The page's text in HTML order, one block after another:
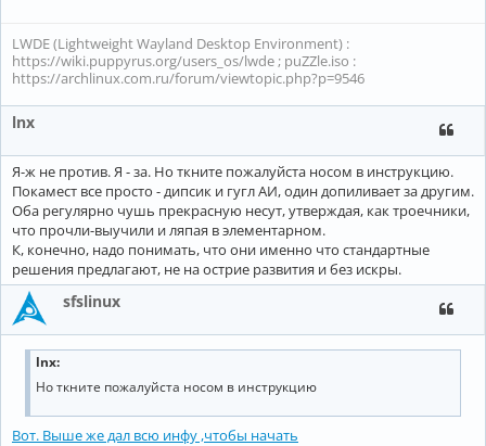
LWDE (Lightweight Wayland Desktop Environment) :
https://wiki.puppyrus.org/users_os/lwde ; puZZle.iso :
https://archlinux.com.ru/forum/viewtopic.php?p=9546
lnx
Я-ж не против. Я - за. Но ткните пожалуйста носом в инструкцию.
Покамест все просто - дипсик и гугл АИ, один допиливает за другим.
Оба регулярно чушь прекрасную несут, утверждая, как троечники,
что прочли-выучили и ляпая в элементарном.
К, конечно, надо понимать, что они именно что стандартные
решения предлагают, не на острие развития и без искры.
sfslinux
lnx:
Но ткните пожалуйста носом в инструкцию
Вот. Выше же дал всю инфу ,чтобы начать